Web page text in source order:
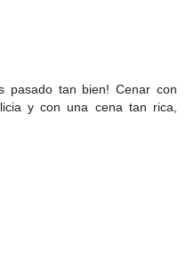
pasado tan bien! Cenar con
y con una cena tan rica,